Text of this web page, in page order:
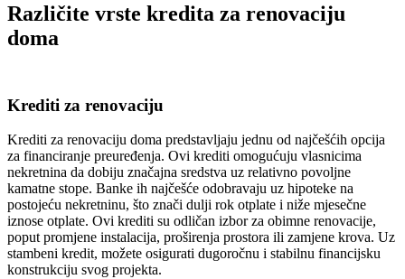
Različite vrste kredita za renovaciju
doma
Krediti za renovaciju
Krediti za renovaciju doma predstavljaju jednu od najčešćih opcija
za financiranje preuređenja. Ovi krediti omogućuju vlasnicima
nekretnina da dobiju značajna sredstva uz relativno povoljne
kamatne stope. Banke ih najčešće odobravaju uz hipoteke na
postojeću nekretninu, što znači dulji rok otplate i niže mjesečne
iznose otplate. Ovi krediti su odličan izbor za obimne renovacije,
poput promjene instalacija, proširenja prostora ili zamjene krova. Uz
stambeni kredit, možete osigurati dugoročnu i stabilnu financijsku
konstrukciju svog projekta.